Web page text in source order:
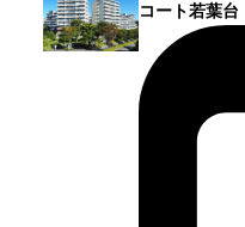
コート若葉台